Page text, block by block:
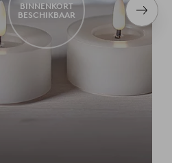
BINNENKORT
BESCHIKBAAR
item